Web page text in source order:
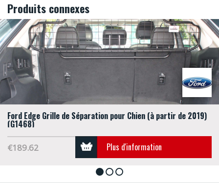
Produits connexes
Ford Edge Grille de Séparation pour Chien (à partir de 2019)
(G1468)
€189.62 Plus d'information
1 2 3